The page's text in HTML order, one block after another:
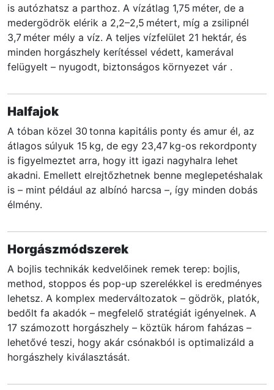
is autózhatsz a parthoz. A vízátlag 1,75 méter, de a
medergödrök elérik a 2,2–2,5 métert, míg a zsilipnél
3,7 méter mély a víz. A teljes vízfelület 21 hektár, és
minden horgászhely kerítéssel védett, kamerával
felügyelt – nyugodt, biztonságos környezet vár .
Halfajok
A tóban közel 30 tonna kapitális ponty és amur él, az
átlagos súlyuk 15 kg, de egy 23,47 kg-os rekordponty
is figyelmeztet arra, hogy itt igazi nagyhalra lehet
akadni. Emellett elrejtőzhetnek benne meglepetéshalak
is – mint például az albínó harcsa –, így minden dobás
élmény.
Horgászmódszerek
A bojlis technikák kedvelőinek remek terep: bojlis,
method, stoppos és pop-up szerelékkel is eredményes
lehetsz. A komplex mederváltozatok – gödrök, platók,
bedőlt fa akadók – megfelelő stratégiát igényelnek. A
17 számozott horgászhely – köztük három faházas –
lehetővé teszi, hogy akár csónakból is optimalizáld a
horgászhely kiválasztását.